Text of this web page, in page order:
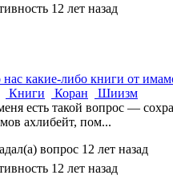
12 лет назад
какие-либо книги от
Книги Коран
Шиизм
есть такой вопрос —
ахлибейт, пом...
вопрос 12 лет назад
12 лет назад